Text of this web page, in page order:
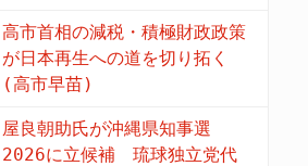
高市首相の減税・積極財政政策
が日本再生への道を切り拓く
(高市早苗)
屋良朝助氏が沖縄県知事選
2026に立候補 琉球独立党代